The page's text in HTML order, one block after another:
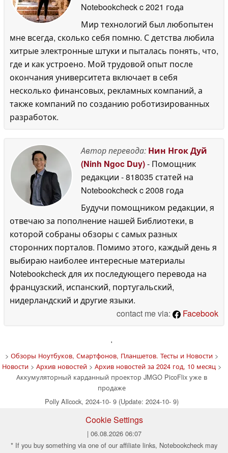
Notebookcheckc 2021 года
Мир технологий был любопытен
мне всегда, сколько себя помню. С детства любила
хитрые электронные штуки и пыталась понять, что,
где и как устроено. Мой трудовой опыт после
окончания университета включает в себя
несколько финансовых, рекламных компаний, а
также компаний по созданию роботизированных
разработок.
Автор перевода: Нин Нгок Дуй
(Ninh Ngoc Duy)- Помощник
редакции - 818035 статей на
Notebookcheckc 2008 года
Будучи помощником редакции, я
отвечаю за пополнение нашей Библиотеки, в
которой собраны обзоры с самых разных
сторонних порталов. Помимо этого, каждый день я
выбираю наиболее интересные материалы
Notebookcheck для их последующего перевода на
французский, испанский, португальский,
нидерландский и другие языки.
contact me via:
Facebook
'
> Обзоры Ноутбуков, Смартфонов, Планшетов. Тесты и Новости>
Новости> Архив новостей> Архив новостей за 2024 год, 10 месяц>
Аккумуляторный карданный проектор JMGO PicoFlix уже в
продаже
Polly Allcock, 2024-10- 9 (Update: 2024-10- 9)
Cookie Settings
| 06.08.2026 06:07
* If you buy something via one of our affiliate links, Notebookcheck may